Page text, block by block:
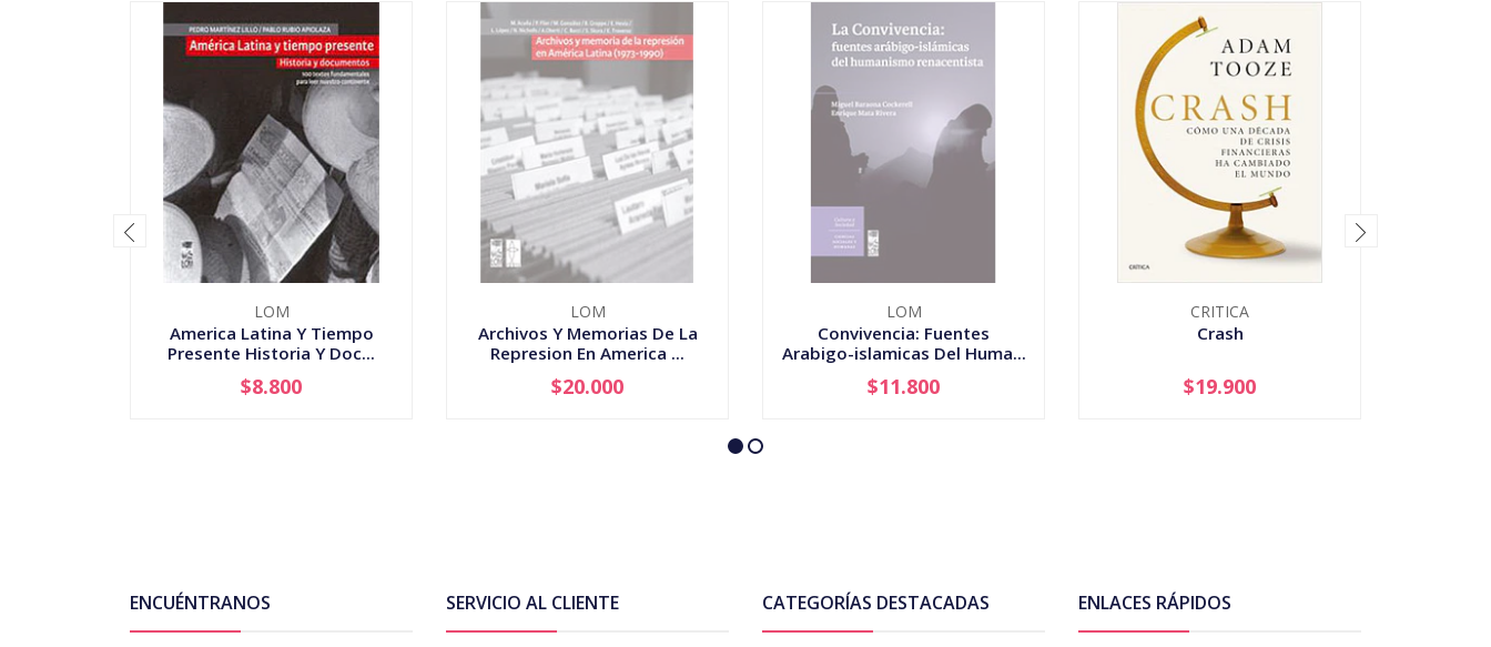
LOM
America Latina Y Tiempo
Presente Historia Y Doc...
+
$8.800
LOM
Archivos Y Memorias De La
Represion En America ...
AGOTADO
$20.000
LOM
Convivencia: Fuentes
Arabigo-islamicas Del Huma...
AGOTADO
$11.800
CRITICA
Crash
+
$19.900
ENCUÉNTRANOS SERVICIO AL CLIENTE CATEGORÍAS DESTACADAS ENLACES RÁPIDOS